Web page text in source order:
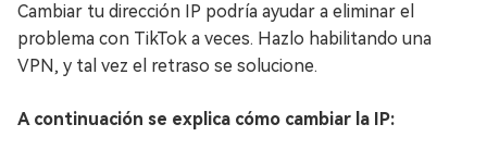
Cambiar tu dirección IP podría ayudar a eliminar el
problema con TikTok a veces. Hazlo habilitando una
VPN, y tal vez el retraso se solucione.
A continuación se explica cómo cambiar la IP: